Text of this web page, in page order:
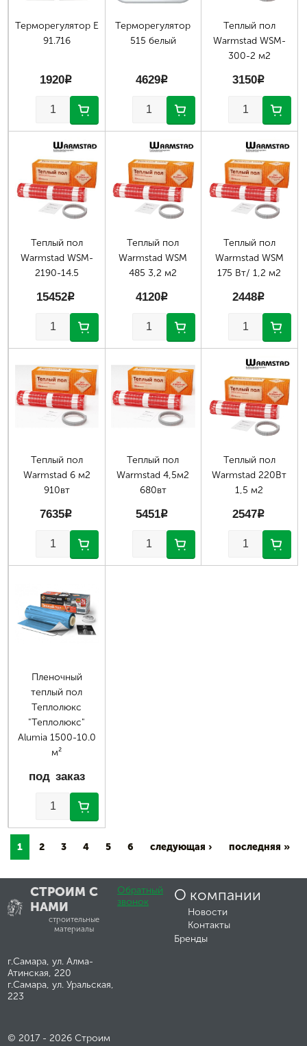
Терморегулятор E
91.716
1920p
Терморегулятор
515 белый
4629p
Теплый пол
Warmstad WSM-
300-2 м2
3150p
Теплый пол
Warmstad WSM-
2190-14.5
15452p
Теплый пол
Warmstad WSM
485 3,2 м2
4120p
Теплый пол
Warmstad WSM
175 Вт/ 1,2 м2
2448p
Теплый пол
Warmstad 6 м2
910вт
7635p
Теплый пол
Warmstad 4,5м2
680вт
5451p
Теплый пол
Warmstad 220Вт
1,5 м2
2547p
Пленочный
теплый пол
Теплолюкс
"Теплолюкс"
Alumia 1500-10.0
м²
под заказ
Страницы
1 2 3 4 5 6 следующая › последняя »
СТРОИМ С
НАМИ
строительные
материалы
г.Самара, ул. Алма-
Атинская, 220
г.Самара, ул. Уральская,
223
© 2017 - 2026 Строим
Обратный
звонок
О компании
Новости
Контакты
Бренды